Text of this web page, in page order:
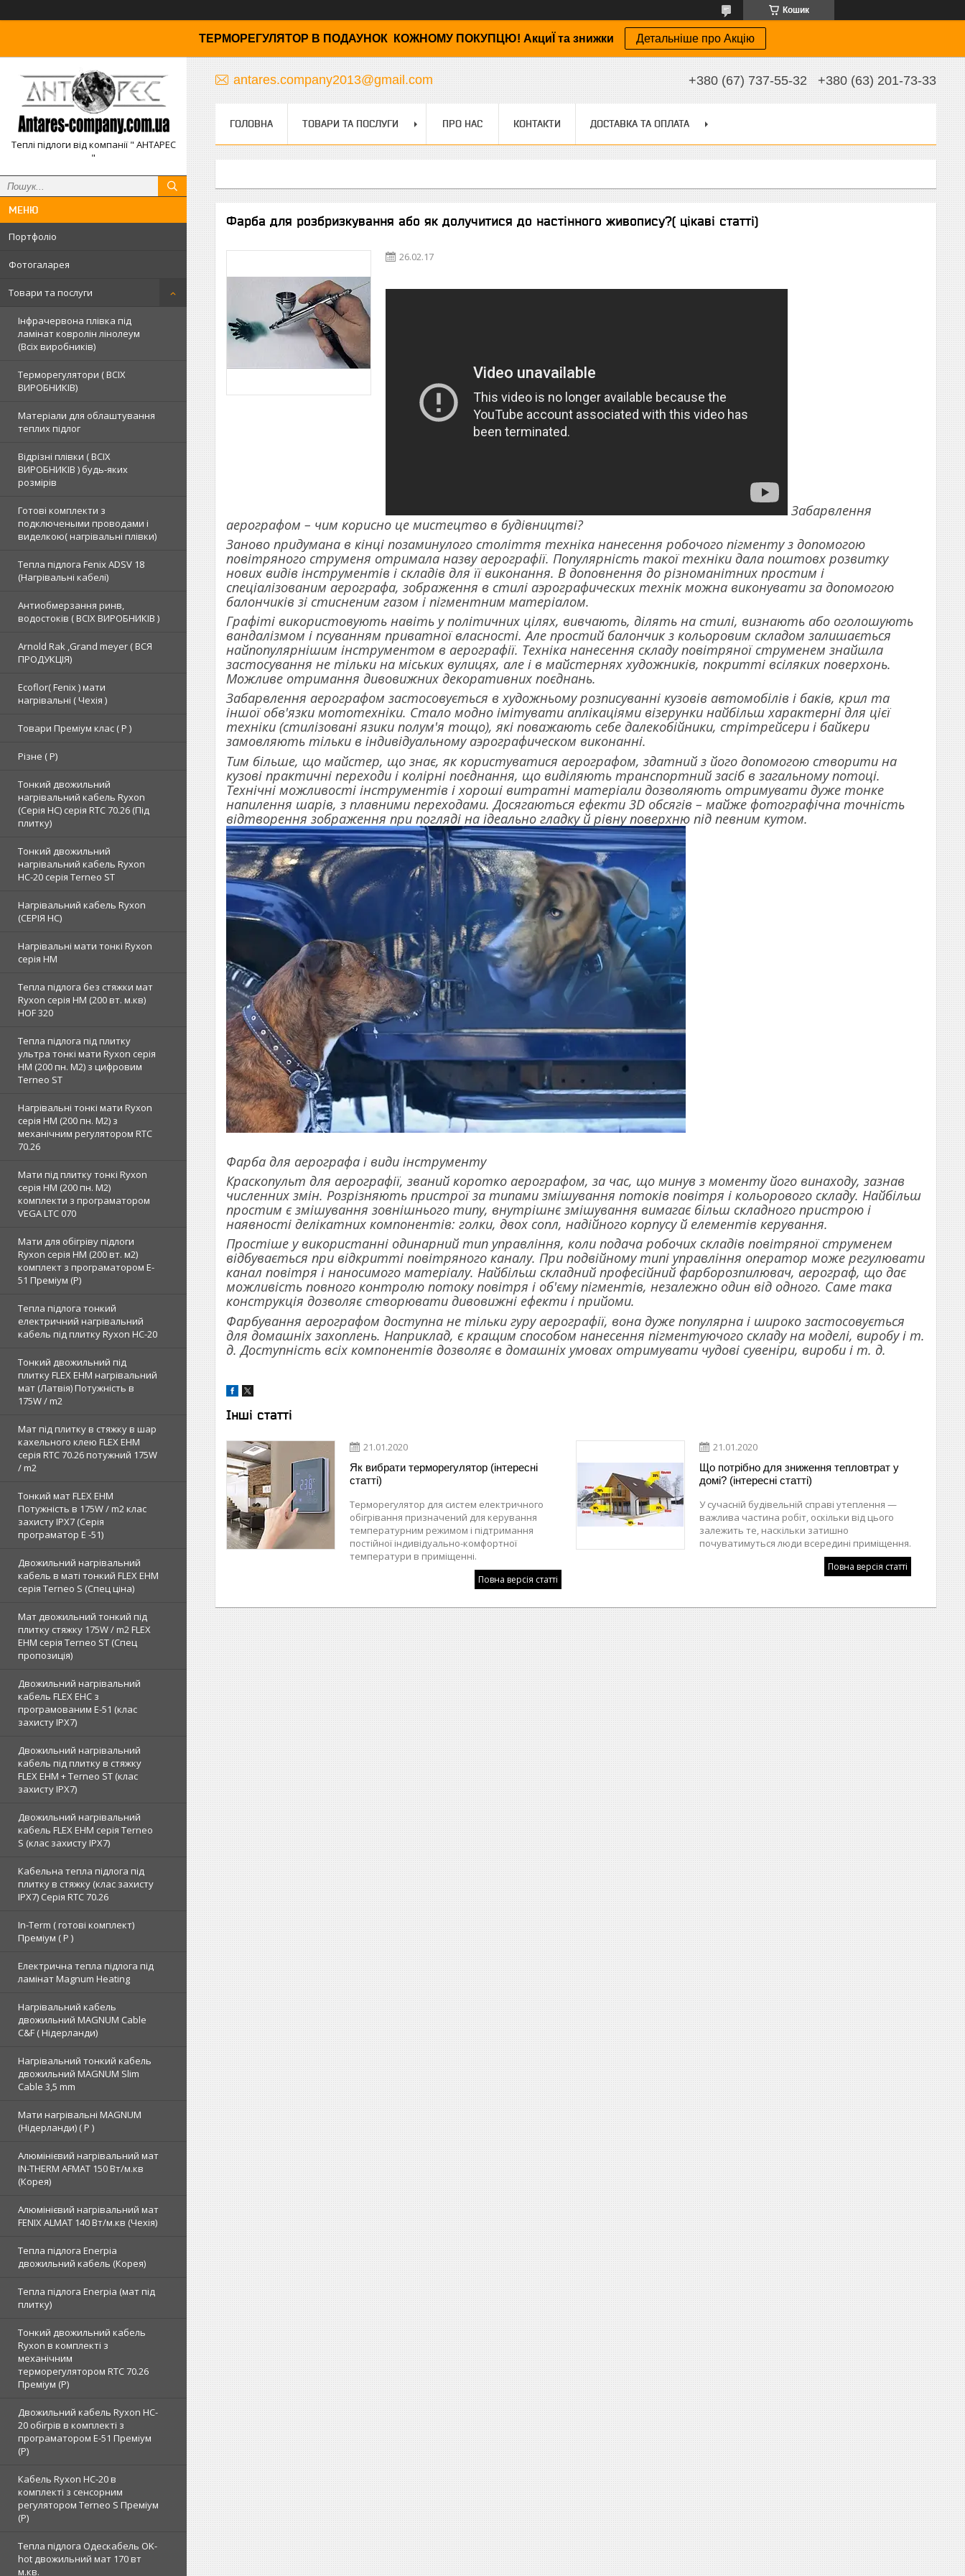
Кошик
ТЕРМОРЕГУЛЯТОР В ПОДАУНОК КОЖНОМУ ПОКУПЦЮ! АкциЇ та знижки Детальніше про Акцію
Теплі підлоги від компанії " АНТАРЕС
"
Портфоліо
Фотогаларея
Товари та послуги
Інфрачервона плівка під
ламінат ковролін лінолеум
(Всіх виробників)
Терморегулятори ( ВСІХ
ВИРОБНИКІВ)
Матеріали для облаштування
теплих підлог
Відрізні плівки ( ВСІХ
ВИРОБНИКІВ ) будь-яких
розмірів
Готові комплекти з
подключеными проводами і
виделкою( нагрівальні плівки)
Тепла підлога Fenix ADSV 18
(Нагрівальні кабелі)
Антиобмерзання ринв,
водостоків ( ВСІХ ВИРОБНИКІВ )
Arnold Rak ,Grand meyer ( ВСЯ
ПРОДУКЦІЯ)
Ecoflor( Fenix ) мати
нагрівальні ( Чехія )
Товари Преміум клас ( Р )
Різне ( Р)
Тонкий двожильний
нагрівальний кабель Ryxon
(Серія НС) серія RTC 70.26 (Під
плитку)
Тонкий двожильний
нагрівальний кабель Ryxon
HC-20 серія Terneo ST
Нагрівальний кабель Ryxon
(СЕРІЯ НС)
Нагрівальні мати тонкі Ryxon
серія НМ
Тепла підлога без стяжки мат
Ryxon серія НМ (200 вт. м.кв)
HOF 320
Тепла підлога під плитку
ультра тонкі мати Ryxon серія
НМ (200 пн. М2) з цифровим
Terneo ST
Нагрівальні тонкі мати Ryxon
серія НМ (200 пн. М2) з
механічним регулятором RTC
70.26
Мати під плитку тонкі Ryxon
серія НМ (200 пн. М2)
комплекти з програматором
VEGA LTC 070
Мати для обігріву підлоги
Ryxon серія НМ (200 вт. м2)
комплект з програматором E-
51 Преміум (Р)
Тепла підлога тонкий
електричний нагрівальний
кабель під плитку Ryxon HC-20
Тонкий двожильний під
плитку FLEX EHM нагрівальний
мат (Латвія) Потужність в
175W / m2
Мат під плитку в стяжку в шар
кахельного клею FLEX EHM
серія RTC 70.26 потужний 175W
/ m2
Тонкий мат FLEX EHM
Потужність в 175W / m2 клас
захисту IPX7 (Серія
програматор Е -51)
Двожильний нагрівальний
кабель в маті тонкий FLEX EHM
серія Terneo S (Спец ціна)
Мат двожильний тонкий під
плитку стяжку 175W / m2 FLEX
EHM серія Terneo SТ (Спец
пропозиція)
Двожильний нагрівальний
кабель FLEX EHС з
програмованим E-51 (клас
захисту IPX7)
Двожильний нагрівальний
кабель під плитку в стяжку
FLEX EHM + Terneo ST (клас
захисту IPX7)
Двожильний нагрівальний
кабель FLEX EHM серія Terneo
S (клас захисту IPX7)
Кабельна тепла підлога під
плитку в стяжку (клас захисту
IPX7) Серія RTC 70.26
In-Term ( готові комплект)
Преміум ( Р )
Електрична тепла підлога під
ламінат Magnum Heating
Нагрівальний кабель
двожильний MAGNUM Cable
C&F ( Нідерланди)
Нагрівальний тонкий кабель
двожильний MAGNUM Slim
Cable 3,5 mm
Мати нагрівальні MAGNUM
(Нідерланди) ( Р )
Алюмінієвий нагрівальний мат
IN-THERM AFMAT 150 Вт/м.кв
(Корея)
Алюмінієвий нагрівальний мат
FENIX ALMAT 140 Вт/м.кв (Чехія)
Тепла підлога Enerpia
двожильний кабель (Корея)
Тепла підлога Enerpia (мат під
плитку)
Тонкий двожильний кабель
Ryxon в комплекті з
механічним
терморегулятором RTC 70.26
Преміум (Р)
Двожильний кабель Ryxon HC-
20 обігрів в комплекті з
програматором E-51 Преміум
(Р)
Кабель Ryxon HC-20 в
комплекті з сенсорним
регулятором Terneo S Преміум
(Р)
Тепла підлога Одескабель OK-
hot двожильний мат 170 вт
м.кв.
antares.company2013@gmail.com +380 (67) 737-55-32 +380 (63) 201-73-33
ГОЛОВНА ТОВАРИ ТА ПОСЛУГИ ПРО НАС КОНТАКТИ ДОСТАВКА ТА ОПЛАТА
Фарба для розбризкування або як долучитися до настінного живопису?( цікаві статті)
26.02.17
Забарвлення
аерографом – чим корисно це мистецтво в будівництві?
Заново придумана в кінці позаминулого століття техніка нанесення робочого пігменту з допомогою
повітряного струменя отримала назву аерографії. Популярність такої техніки дала поштовх розвитку
нових видів інструментів і складів для її виконання. В доповнення до різноманітних простим і
спеціалізованим аерографа, зображення в стилі аэрографических технік можна виконувати за допомогою
балончиків зі стисненим газом і пігментним матеріалом.
Графіті використовують навіть у політичних цілях, вивчають, ділять на стилі, визнають або оголошують
вандалізмом і псуванням приватної власності. Але простий балончик з кольоровим складом залишається
найпопулярнішим інструментом в аерографії. Техніка нанесення складу повітряної струменем знайшла
застосування не тільки на міських вулицях, але і в майстернях художників, покритті всіляких поверхонь.
Можливе отримання дивовижних декоративних поєднань.
Забарвлення аерографом застосовується в художньому розписуванні кузовів автомобілів і баків, крил та
іншої обв'язки мототехніки. Стало модно імітувати аплікаціями візерунки найбільш характерні для цієї
техніки (стилізовані язики полум'я тощо), які поважають себе далекобійники, стрітрейсери і байкери
замовляють тільки в індивідуальному аэрографическом виконанні.
Тим більше, що майстер, що знає, як користуватися аерографом, здатний з його допомогою створити на
кузові практичні переходи і колірні поєднання, що виділяють транспортний засіб в загальному потоці.
Технічні можливості інструментів і хороші витратні матеріали дозволяють отримувати дуже тонке
напилення шарів, з плавними переходами. Досягаються ефекти 3D обсягів – майже фотографічна точність
відтворення зображення при погляді на ідеально гладку й рівну поверхню під певним кутом.
Фарба для аерографа і види інструменту
Краскопульт для аерографії, званий коротко аерографом, за час, що минув з моменту його винаходу, зазнав
численних змін. Розрізняють пристрої за типами змішування потоків повітря і кольорового складу. Найбільш
простим є змішування зовнішнього типу, внутрішнє змішування вимагає більш складного пристрою і
наявності делікатних компонентів: голки, двох сопл, надійного корпусу й елементів керування.
Простіше у використанні одинарний тип управління, коли подача робочих складів повітряної струменем
відбувається при відкритті повітряного каналу. При подвійному типі управління оператор може регулювати
канал повітря і наносимого матеріалу. Найбільш складний професійний фарборозпилювач, аерограф, що дає
можливість повного контролю потоку повітря і об'єму пігментів, незалежно один від одного. Саме така
конструкція дозволяє створювати дивовижні ефекти і прийоми.
Фарбування аерографом доступна не тільки гуру аерографії, вона дуже популярна і широко застосовується
для домашніх захоплень. Наприклад, є кращим способом нанесення пігментуючого складу на моделі, виробу і т.
д. Доступність всіх компонентів дозволяє в домашніх умовах отримувати чудові сувеніри, вироби і т. д.
Інші статті
21.01.2020
Як вибрати терморегулятор (інтересні
статті)
Терморегулятор для систем електричного
обігрівання призначений для керування
температурним режимом і підтримання
постійної індивідуально-комфортної
температури в приміщенні.
Повна версія статті
21.01.2020
Що потрібно для зниження тепловтрат у
домі? (інтересні статті)
У сучасній будівельній справі утеплення —
важлива частина робіт, оскільки від цього
залежить те, наскільки затишно
почуватимуться люди всередині приміщення.
Повна версія статті